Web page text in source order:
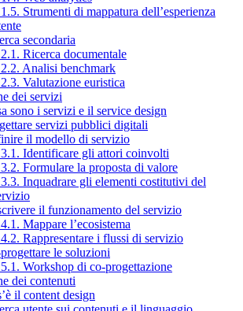
Strumenti di mappatura dell’esperienza
secondaria
Ricerca documentale
Analisi benchmark
Valutazione euristica
dei servizi
sono i servizi e il service design
servizi pubblici digitali
il modello di servizio
Identificare gli attori coinvolti
Formulare la proposta di valore
Inquadrare gli elementi costitutivi del
il funzionamento del servizio
Mappare l’ecosistema
Rappresentare i flussi di servizio
le soluzioni
Workshop di co-progettazione
dei contenuti
il content design